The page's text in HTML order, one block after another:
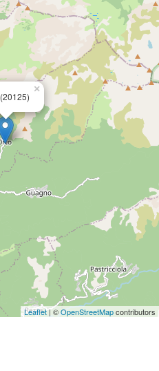
(20125)
×
Leaflet| ©OpenStreetMapcontributors